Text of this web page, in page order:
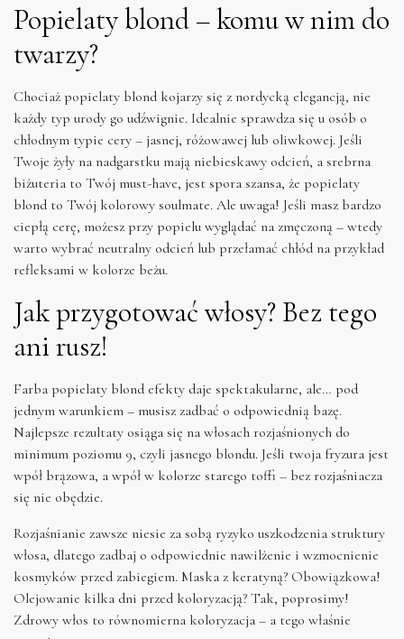
Popielaty blond – komu w nim do
twarzy?
Chociaż popielaty blond kojarzy się z nordycką elegancją, nie
każdy typ urody go udźwignie. Idealnie sprawdza się u osób o
chłodnym typie cery – jasnej, różowawej lub oliwkowej. Jeśli
Twoje żyły na nadgarstku mają niebieskawy odcień, a srebrna
biżuteria to Twój must-have, jest spora szansa, że popielaty
blond to Twój kolorowy soulmate. Ale uwaga! Jeśli masz bardzo
ciepłą cerę, możesz przy popielu wyglądać na zmęczoną – wtedy
warto wybrać neutralny odcień lub przełamać chłód na przykład
refleksami w kolorze beżu.
Jak przygotować włosy? Bez tego
ani rusz!
Farba popielaty blond efekty daje spektakularne, ale… pod
jednym warunkiem – musisz zadbać o odpowiednią bazę.
Najlepsze rezultaty osiąga się na włosach rozjaśnionych do
minimum poziomu 9, czyli jasnego blondu. Jeśli twoja fryzura jest
wpół brązowa, a wpół w kolorze starego toffi – bez rozjaśniacza
się nie obędzie.
Rozjaśnianie zawsze niesie za sobą ryzyko uszkodzenia struktury
włosa, dlatego zadbaj o odpowiednie nawilżenie i wzmocnienie
kosmyków przed zabiegiem. Maska z keratyną? Obowiązkowa!
Olejowanie kilka dni przed koloryzacją? Tak, poprosimy!
Zdrowy włos to równomierna koloryzacja – a tego właśnie